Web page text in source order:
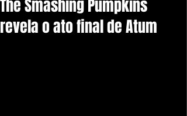
The Smashing Pumpkins
revela o ato final de Atum